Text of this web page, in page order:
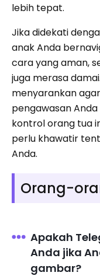
lebih tepat.
Jika didekati
anak Anda
cara yang aman,
juga merasa
menyarankan
pengawasan
kontrol orang tua
perlu khawatir
Anda.
Orang-
Apakah
Anda jika
gambar?